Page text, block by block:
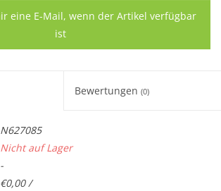
eine E-Mail, wenn der Artikel verfügbar
ist
Bewertungen (0)
N627085
Nicht auf Lager
-
€0,00 /